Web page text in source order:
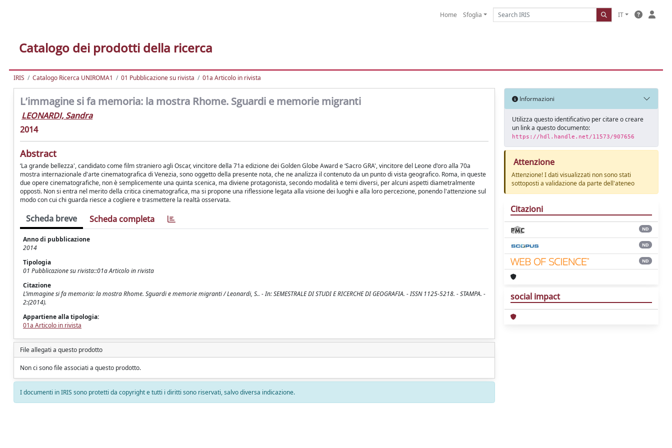
Home Sfoglia IT
Catalogo dei prodotti della ricerca
IRIS Catalogo Ricerca UNIROMA1 01 Pubblicazione su rivista 01a Articolo in rivista
L’immagine si fa memoria: la mostra Rhome. Sguardi e memorie migranti
LEONARDI, Sandra
2014
Abstract
‘La grande bellezza', candidato come film straniero agli Oscar, vincitore della 71a edizione dei Golden Globe Award e ‘Sacro GRA', vincitore del Leone d'oro alla 70a
mostra internazionale d'arte cinematografica di Venezia, sono oggetto della presente nota, che ne analizza il contenuto da un punto di vista geografico. Roma, in queste
due opere cinematografiche, non è semplicemente una quinta scenica, ma diviene protagonista, secondo modalità e temi diversi, per alcuni aspetti diametralmente
opposti. Non si entra nel merito della critica cinematografica, ma si propone una riflessione legata alla visione dei luoghi e alla loro percezione, ponendo l'attenzione sul
modo con cui chi guarda riesce a cogliere e trasmettere la realtà osservata.
Scheda breve Scheda completa
Anno di pubblicazione
2014
Tipologia
01 Pubblicazione su rivista::01a Articolo in rivista
Citazione
L’immagine si fa memoria: la mostra Rhome. Sguardi e memorie migranti / Leonardi, S.. - In: SEMESTRALE DI STUDI E RICERCHE DI GEOGRAFIA. - ISSN 1125-5218. - STAMPA. -
2:(2014).
Appartiene alla tipologia:
01a Articolo in rivista
File allegati a questo prodotto
Non ci sono file associati a questo prodotto.
I documenti in IRIS sono protetti da copyright e tutti i diritti sono riservati, salvo diversa indicazione.
Informazioni
Utilizza questo identificativo per citare o creare
un link a questo documento:
https://hdl.handle.net/11573/907656
Attenzione
Attenzione! I dati visualizzati non sono stati
sottoposti a validazione da parte dell'ateneo
Citazioni
ND
ND
ND
social impact